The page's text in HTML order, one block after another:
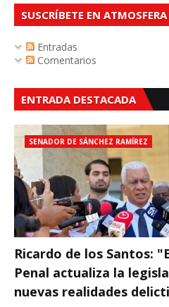
SUSCRÍBETE EN
Entradas
Comentarios
ENTRADA DESTACADA
SENADOR DE SÁNCHEZ RAMÍREZ
Ricardo de los Santos:
Penal actualiza la
nuevas realidades